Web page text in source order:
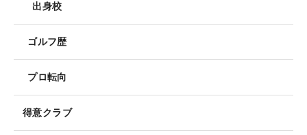
出身校
ゴルフ歴
プロ転向
得意クラブ